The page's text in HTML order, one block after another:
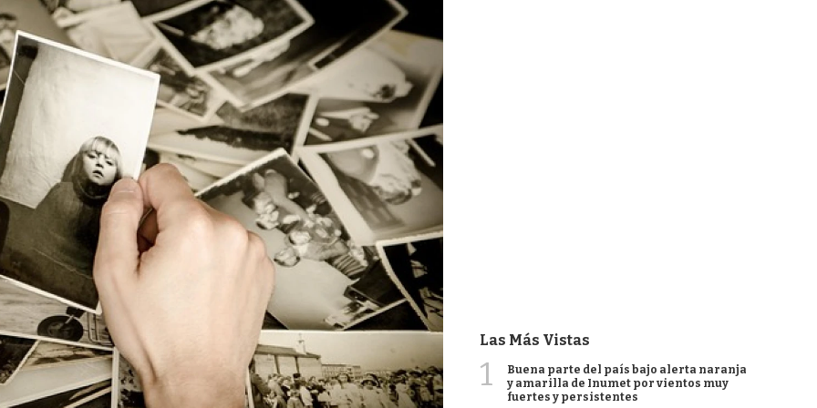
Las Más Vistas
1
Buena parte del país bajo alerta naranja
y amarilla de Inumet por vientos muy
fuertes y persistentes